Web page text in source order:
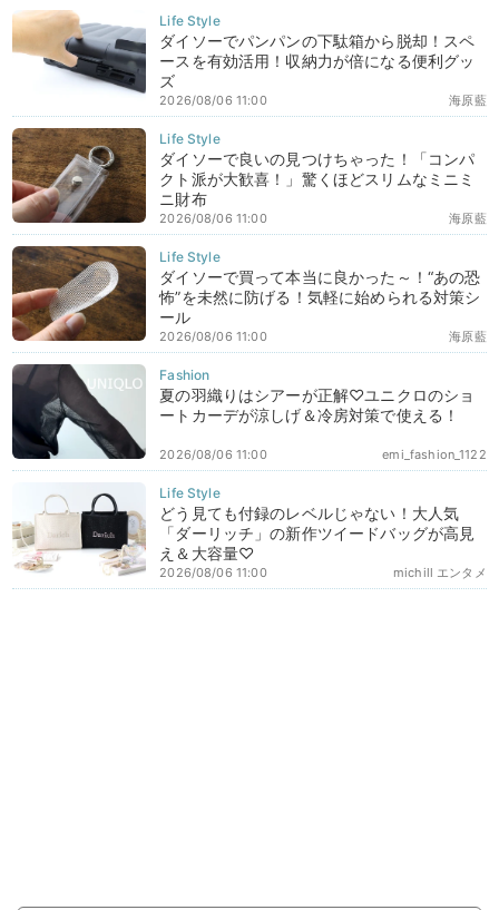
ダイソーでパンパンの下駄箱から脱却！スペ
ースを有効活用！収納力が倍になる便利グッ
ズ
海原藍
2026/08/06 11:00
ダイソーで良いの見つけちゃった！「コンパ
クト派が大歓喜！」驚くほどスリムなミニミ
ニ財布
海原藍
2026/08/06 11:00
ダイソーで買って本当に良かった～！“あの恐
怖”を未然に防げる！気軽に始められる対策シ
ール
海原藍
2026/08/06 11:00
夏の羽織りはシアーが正解♡ユニクロのショ
ートカーデが涼しげ＆冷房対策で使える！
emi_fashion_1122
2026/08/06 11:00
どう見ても付録のレベルじゃない！大人気
「ダーリッチ」の新作ツイードバッグが高見
え＆大容量♡
michill エンタメ
2026/08/06 11:00